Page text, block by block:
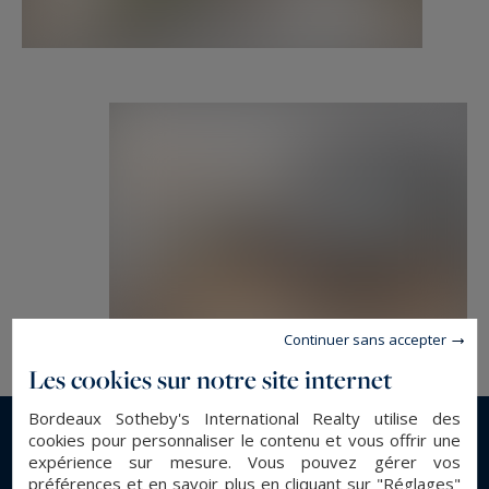
En savoir plus...
Les cookies sur notre site internet
Bordeaux Sotheby's International Realty utilise des
cookies pour personnaliser le contenu et vous offrir une
expérience sur mesure. Vous pouvez gérer vos
préférences et en savoir plus en cliquant sur "Réglages"
Continuer sans accepter